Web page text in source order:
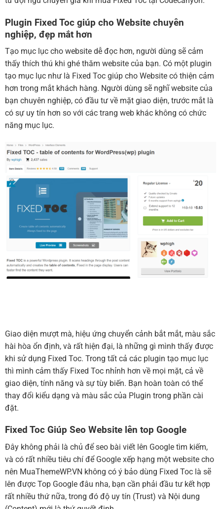
Plugin Fixed Toc giúp cho Website chuyên
nghiệp, đẹp mắt hơn
Tạo mục lục cho website dễ đọc hơn, người dùng sẽ cảm
thấy thích thú khi ghé thăm website của bạn. Có một plugin
tạo mục lục như là Fixed Toc giúp cho Website có thiện cảm
hơn trong mắt khách hàng. Người dùng sẽ nghĩ website của
bạn chuyên nghiệp, có đầu tư về mặt giao diện, trước mắt là
có sự uy tín hơn so với các trang web khác không có chức
năng mục lục.
Giao diện mượt mà, hiệu ứng chuyển cảnh bắt mắt, màu sắc
hài hòa ổn định, và rất hiện đại, là những gì mình thấy được
khi sử dụng Fixed Toc. Trong tất cả các plugin tạo mục lục
thì mình cảm thấy Fixed Toc nhỉnh hơn về mọi mặt, cả về
giao diện, tính năng và sự tùy biến. Bạn hoàn toàn có thể
thay đổi kiểu dạng và màu sắc của Plugin trong phần cài
đặt.
Fixed Toc Giúp Seo Website lên top Google
Đây không phải là chủ để seo bài viết lên Google tìm kiếm,
và có rất nhiều tiêu chí để Google xếp hạng một website cho
nên MuaThemeWP.VN không có ý bảo dùng Fixed Toc là sẽ
lên được Top Google đâu nha, bạn cần phải đầu tư kết hợp
rất nhiều thứ nữa, trong đó độ uy tín (Trust) và Nội dung